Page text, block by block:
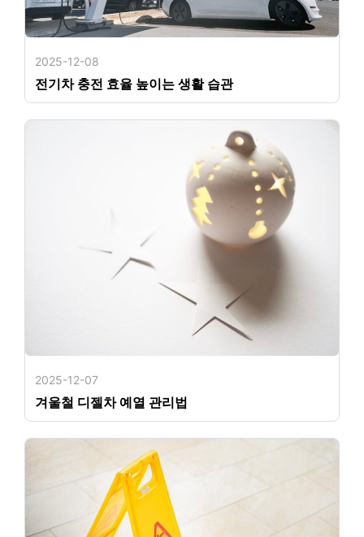
2025-12-08
전기차 충전 효율 높이는 생활 습관
2025-12-07
겨울철 디젤차 예열 관리법